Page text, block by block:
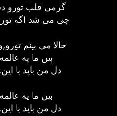
گرمی قلب تورو
چی می شد اگه
حالا می بینم
بین ما یه
دل من باید با
بین ما یه
دل من باید با